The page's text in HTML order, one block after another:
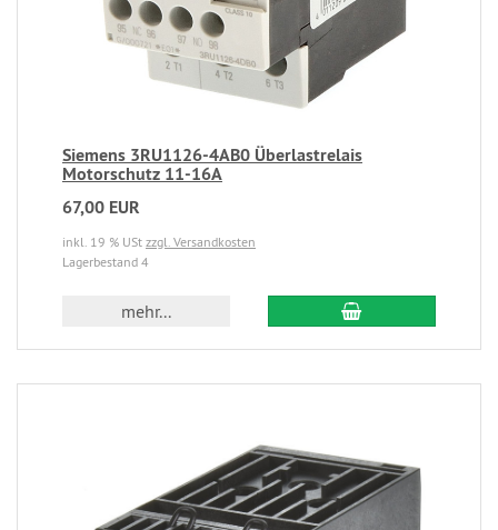
Siemens 3RU1126-4AB0 Überlastrelais
Motorschutz 11-16A
67,00 EUR
inkl. 19 % USt zzgl. Versandkosten
Lagerbestand 4
mehr...